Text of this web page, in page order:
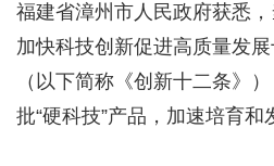
福建省漳州市人民政府获悉
加快科技创新促进高质量发展
（以下简称《创新十二条》
批“硬科技”产品，加速培育和